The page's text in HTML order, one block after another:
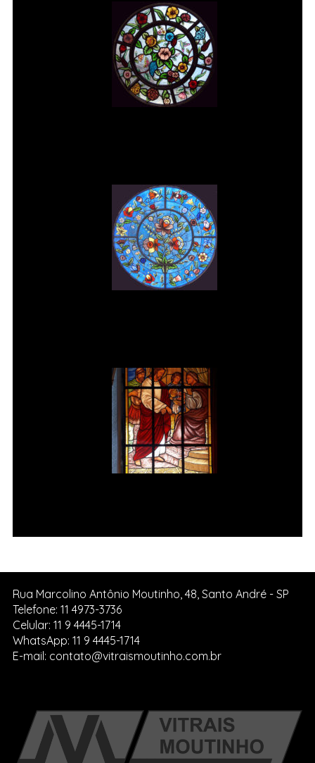
Rua Marcolino Antônio Moutinho, 48, Santo André - SP
Telefone: 11 4973-3736
Celular: 11 9 4445-1714
WhatsApp: 11 9 4445-1714
E-mail: contato@vitraismoutinho.com.br